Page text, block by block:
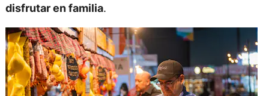
disfrutar en familia.